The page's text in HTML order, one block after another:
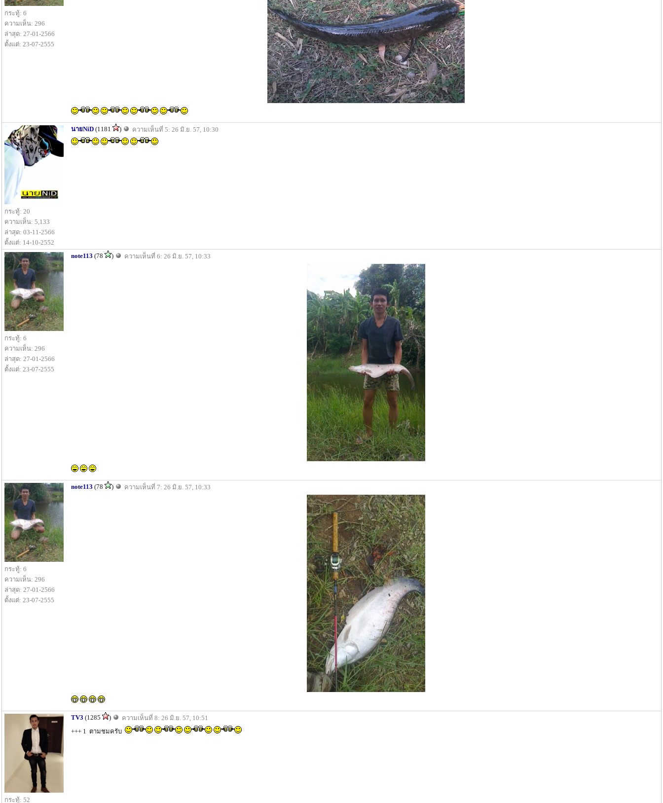
กระทู้: 6
ความเห็น: 296
ล่าสุด: 27-01-2566
ตั้งแต่: 23-07-2555
กระทู้: 20
ความเห็น: 5,133
ล่าสุด: 03-11-2566
ตั้งแต่: 14-10-2552
นายNiD (1181 ) ความเห็นที่ 5: 26 มิ.ย. 57, 10:30
กระทู้: 6
ความเห็น: 296
ล่าสุด: 27-01-2566
ตั้งแต่: 23-07-2555
note113 (78 ) ความเห็นที่ 6: 26 มิ.ย. 57, 10:33
กระทู้: 6
ความเห็น: 296
ล่าสุด: 27-01-2566
ตั้งแต่: 23-07-2555
note113 (78 ) ความเห็นที่ 7: 26 มิ.ย. 57, 10:33
กระทู้: 52
TV3 (1285 )
ความเห็นที่ 8: 26 มิ.ย. 57, 10:51
+++ 1 ตามชมครับ